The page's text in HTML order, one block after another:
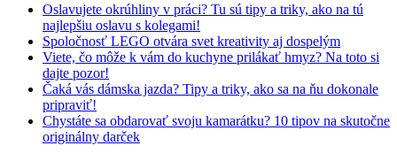
Oslavujete okrúhliny v práci? Tu sú tipy a triky, ako na tú
najlepšiu oslavu s kolegami!
Spoločnosť LEGO otvára svet kreativity aj dospelým
Viete, čo môže k vám do kuchyne prilákať hmyz? Na toto si
dajte pozor!
Čaká vás dámska jazda? Tipy a triky, ako sa na ňu dokonale
pripraviť!
Chystáte sa obdarovať svoju kamarátku? 10 tipov na skutočne
originálny darček